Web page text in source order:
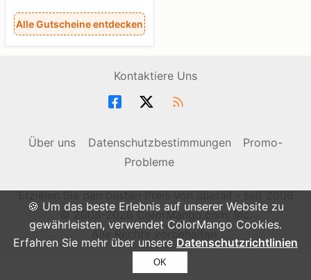
🍪 Um das beste Erlebnis auf unserer Website zu
gewährleisten, verwendet ColorMango Cookies.
Erfahren Sie mehr über unsere Datenschutzrichtlinien
OK
Alle Gutscheine entdecken
Kontaktiere Uns
Über uns Datenschutzbestimmungen
Promo-
Probleme
© 2006-2026 ColorMango.com, Inc.
Alle Rechte vorbehalten.